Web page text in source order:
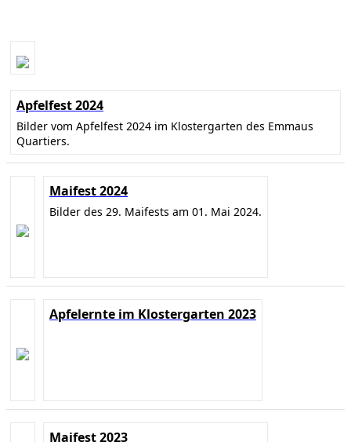
Apfelfest 2024
Bilder vom Apfelfest 2024 im Klostergarten des Emmaus
Quartiers.
Maifest 2024
Bilder des 29. Maifests am 01. Mai 2024.
Apfelernte im Klostergarten 2023
Maifest 2023